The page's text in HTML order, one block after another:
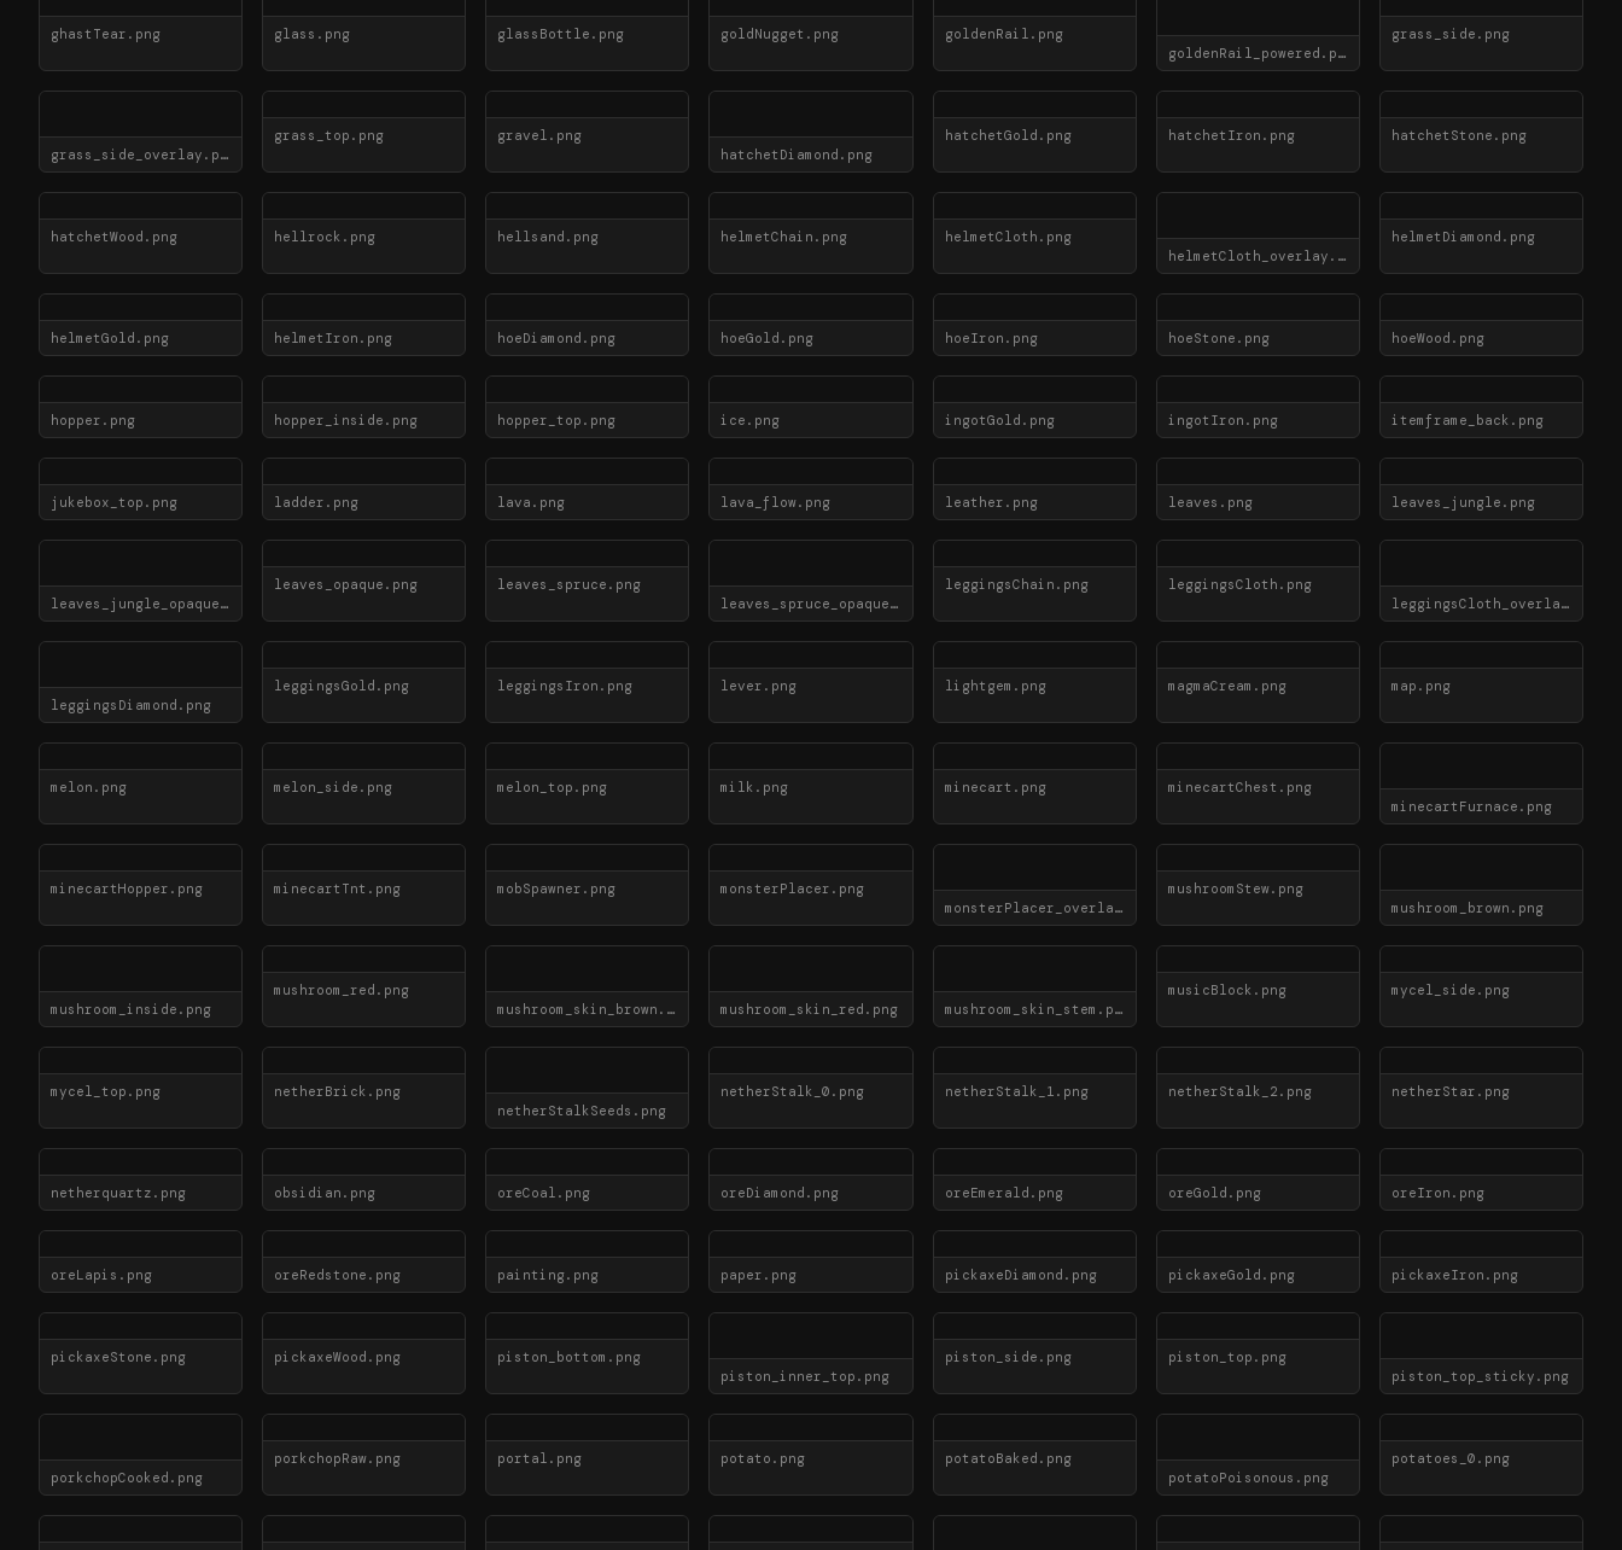
ghastTear.png glass.png glassBottle.png goldNugget.png
goldenRail.png
goldenRail_powered.png
grass_side.png
grass_side_overlay.png
grass_top.png
gravel.png
hatchetDiamond.png
hatchetGold.png hatchetIron.png hatchetStone.png
hatchetWood.png hellrock.png hellsand.png helmetChain.png
helmetCloth.png
helmetCloth_overlay.png
helmetDiamond.png
helmetGold.png helmetIron.png hoeDiamond.png hoeGold.png hoeIron.png hoeStone.png hoeWood.png
hopper.png hopper_inside.png hopper_top.png ice.png ingotGold.png ingotIron.png itemframe_back.png
jukebox_top.png ladder.png lava.png lava_flow.png leather.png leaves.png leaves_jungle.png
leaves_jungle_opaque.png
leaves_opaque.png
leaves_spruce.png
leaves_spruce_opaque.png
leggingsChain.png
leggingsCloth.png
leggingsCloth_overlay.png
leggingsDiamond.png
leggingsGold.png leggingsIron.png lever.png lightgem.png magmaCream.png map.png
melon.png melon_side.png melon_top.png milk.png minecart.png
minecartChest.png
minecartFurnace.png
minecartHopper.png minecartTnt.png mobSpawner.png
monsterPlacer.png
monsterPlacer_overlay.png
mushroomStew.png
mushroom_brown.png
mushroom_inside.png
mushroom_red.png
mushroom_skin_brown.png
mushroom_skin_red.png mushroom_skin_stem.png
musicBlock.png mycel_side.png
mycel_top.png
netherBrick.png
netherStalkSeeds.png
netherStalk_0.png netherStalk_1.png netherStalk_2.png netherStar.png
netherquartz.png obsidian.png oreCoal.png oreDiamond.png oreEmerald.png oreGold.png oreIron.png
oreLapis.png oreRedstone.png painting.png paper.png pickaxeDiamond.png pickaxeGold.png pickaxeIron.png
pickaxeStone.png pickaxeWood.png
piston_bottom.png
piston_inner_top.png
piston_side.png
piston_top.png
piston_top_sticky.png
porkchopCooked.png
porkchopRaw.png portal.png potato.png
potatoBaked.png
potatoPoisonous.png
potatoes_0.png